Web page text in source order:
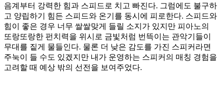
음계부터 강력한 힘과 스피드로 치고 빠진다. 그럼에도 불구하
고 양립하기 힘든 스피드와 온기를 동시에 피로한다. 스피드와
힘이 좋은 경우 너무 쌀쌀맞게 들릴 소지가 있지만 피아노의
또랑또랑한 펀치력을 위시로 금빛처럼 번뜩이는 관악기들이
무대를 짙게 물들인다. 물론 더 낮은 감도를 가진 스피커라면
주눅이 들 수도 있겠지만 내가 운영하는 스피커의 매칭 경험을
고려할 때 예상 밖의 선전을 보여주었다.